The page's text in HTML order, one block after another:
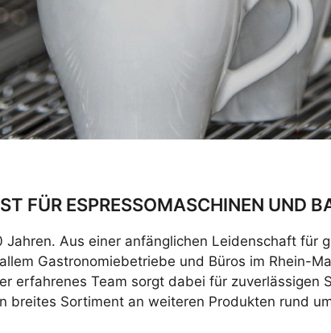
FÜR ESPRESSOMASCHINEN UND
Aus einer anfänglichen Leidenschaft für
Gastronomiebetriebe und Büros im Rhein-
erfahrenes Team sorgt dabei für zuverlässigen
breites Sortiment an weiteren Produkten rund